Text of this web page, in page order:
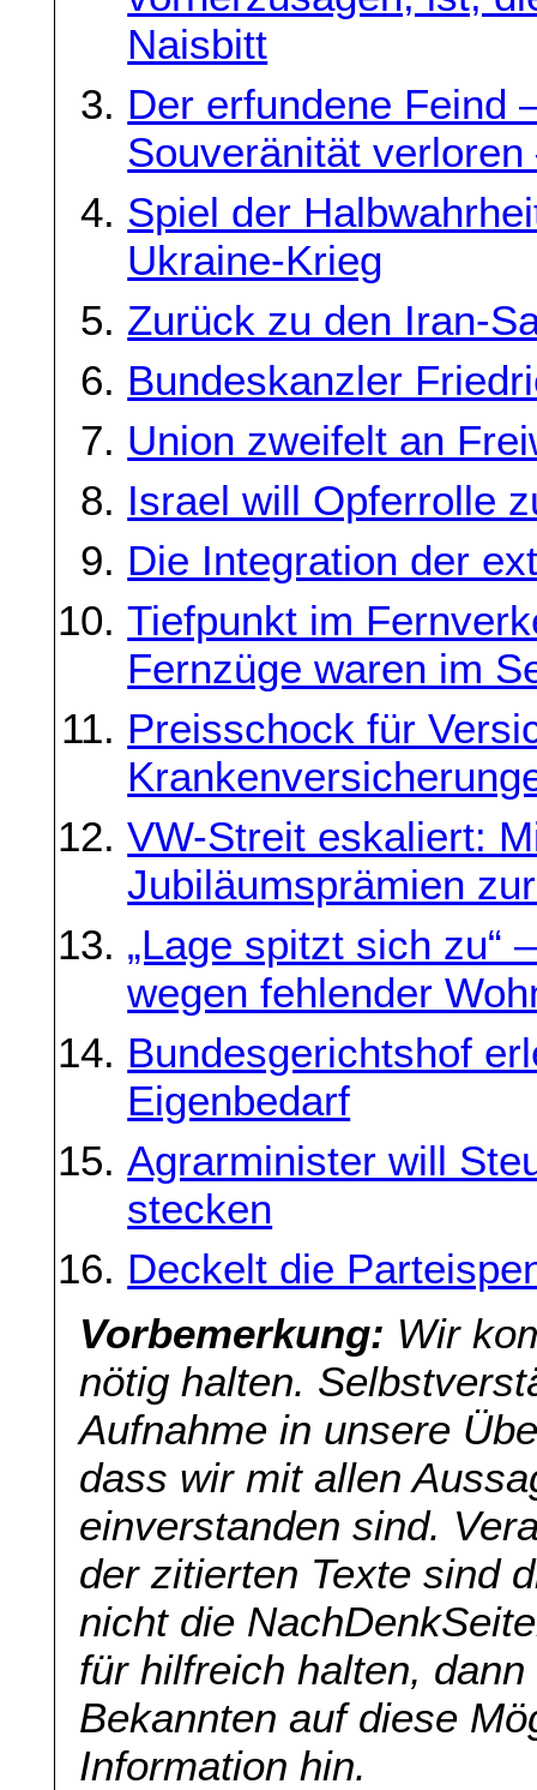
Naisbitt
Der erfundene Feind
Souveränität
Spiel der
Ukraine-Krieg
Zurück zu den Iran-
Bundeskanzler
Union zweifelt an
Israel will Opferrolle
Die Integration der
Tiefpunkt im
Fernzüge waren im
Preisschock für
VW-Streit eskaliert:
Jubiläumsprämien
„Lage spitzt sich zu“
wegen fehlender
Bundesgerichtshof
Eigenbedarf
Agrarminister will
stecken
Deckelt die
Vorbemerkung: Wir
nötig halten.
Aufnahme in unsere
dass wir mit allen
einverstanden sind.
der zitierten Texte sind
nicht die
für hilfreich halten,
Bekannten auf diese
Information hin.